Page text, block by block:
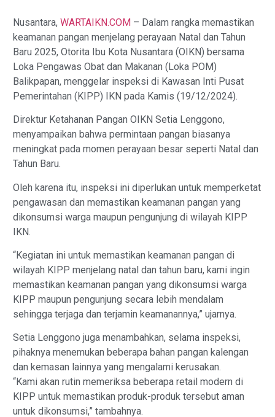
Nusantara, WARTAIKN.COM – Dalam rangka memastikan
keamanan pangan menjelang perayaan Natal dan Tahun
Baru 2025, Otorita Ibu Kota Nusantara (OIKN) bersama
Loka Pengawas Obat dan Makanan (Loka POM)
Balikpapan, menggelar inspeksi di Kawasan Inti Pusat
Pemerintahan (KIPP) IKN pada Kamis (19/12/2024).
Direktur Ketahanan Pangan OIKN Setia Lenggono,
menyampaikan bahwa permintaan pangan biasanya
meningkat pada momen perayaan besar seperti Natal dan
Tahun Baru.
Oleh karena itu, inspeksi ini diperlukan untuk memperketat
pengawasan dan memastikan keamanan pangan yang
dikonsumsi warga maupun pengunjung di wilayah KIPP
IKN.
“Kegiatan ini untuk memastikan keamanan pangan di
wilayah KIPP menjelang natal dan tahun baru, kami ingin
memastikan keamanan pangan yang dikonsumsi warga
KIPP maupun pengunjung secara lebih mendalam
sehingga terjaga dan terjamin keamanannya,” ujarnya.
Setia Lenggono juga menambahkan, selama inspeksi,
pihaknya menemukan beberapa bahan pangan kalengan
dan kemasan lainnya yang mengalami kerusakan.
“Kami akan rutin memeriksa beberapa retail modern di
KIPP untuk memastikan produk-produk tersebut aman
untuk dikonsumsi,” tambahnya.